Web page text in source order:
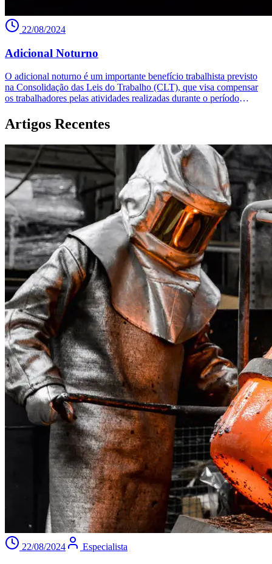
22/08/2024
Adicional Noturno
O adicional noturno é um importante benefício trabalhista previsto
na Consolidação das Leis do Trabalho (CLT), que visa compensar
os trabalhadores pelas atividades realizadas durante o período
1943, garante um acréscimo de até 20% no valor da hora trabalhada
para a maioria das atividades urbanas, podendo chegar a 25% para
atividades rurais.
Artigos Recentes
22/08/2024 Especialista